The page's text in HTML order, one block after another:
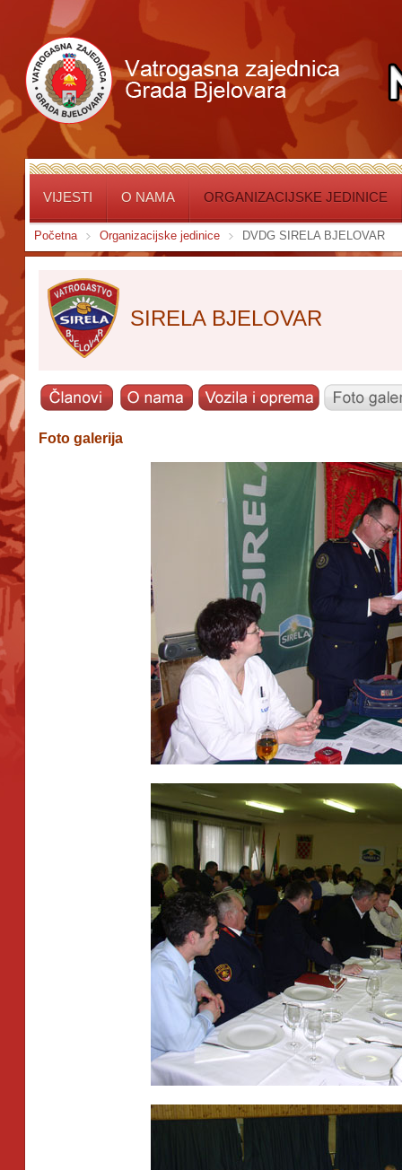
VIJESTI O NAMA ORGANIZACIJSKE JEDINICE
Početna Organizacijske jedinice DVDG SIRELA BJELOVAR
SIRELA BJELOVAR
Foto galerija